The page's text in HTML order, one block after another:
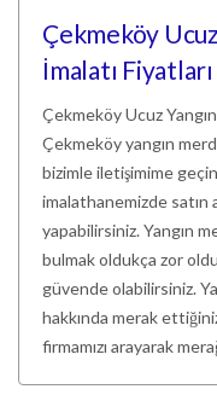
Çekmeköy
İmalatı
Çekmeköy Ucuz
Çekmeköy yangın
bizimle iletişimime
imalathanemizde satın
yapabilirsiniz. Yangın
bulmak oldukça zor
güvende olabilirsiniz.
hakkında merak
firmamızı arayarak